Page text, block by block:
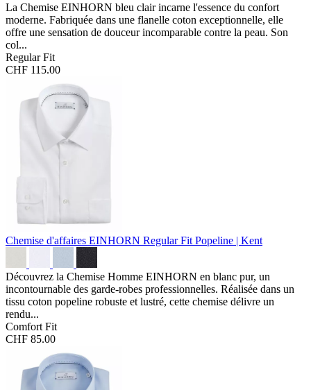
La Chemise EINHORN bleu clair incarne l'essence du confort
moderne. Fabriquée dans une flanelle coton exceptionnelle, elle
offre une sensation de douceur incomparable contre la peau. Son
col...
Regular Fit
CHF 115.00
Chemise d'affaires EINHORN Regular Fit Popeline | Kent
Découvrez la Chemise Homme EINHORN en blanc pur, un
incontournable des garde-robes professionnelles. Réalisée dans un
tissu coton popeline robuste et lustré, cette chemise délivre un
rendu...
Comfort Fit
CHF 85.00